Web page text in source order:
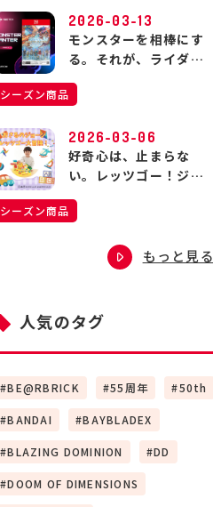
2026-03-13
モンスターを相棒にす
る。それが、ライダー
の生きる道。
シーズン商品
2026-03-06
好奇心は、止まらな
い。レッツゴー！ジョ
ージの大冒険！
シーズン商品
もっと見る
人気のタグ
BE@RBRICK 55周年 50th
BANDAI BAYBLADEX
BLAZING DOMINION DD
DOOM OF DIMENSIONS